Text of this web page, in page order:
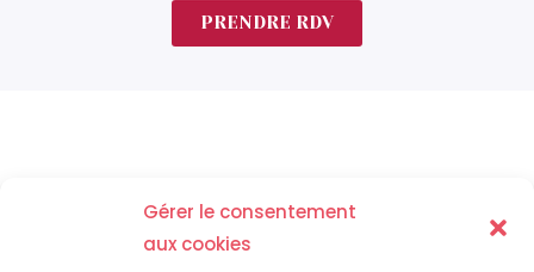
Gérer le consentement
aux cookies
PRENDRE RDV
Démarches
Administratives